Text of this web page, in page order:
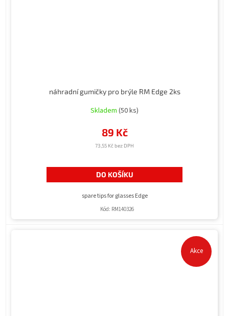
náhradní gumičky pro brýle RM Edge 2ks
Skladem (50 ks)
73,55 Kč bez DPH
89 Kč
DO KOŠÍKU
spare tips for glasses Edge
Kód: RM140326
Akce